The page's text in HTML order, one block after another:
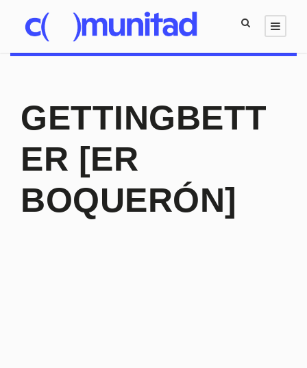
GETTINGBETT
ER [ER
BOQUERÓN]